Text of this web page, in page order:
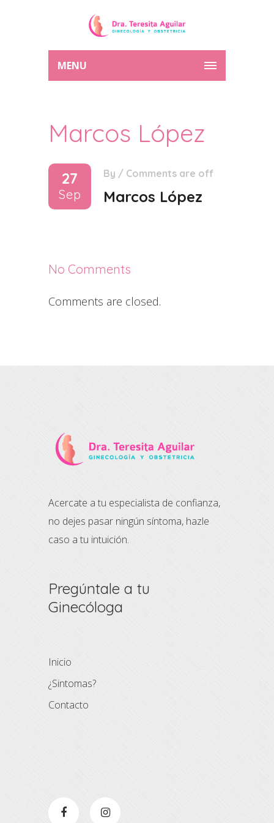
MENU
Marcos López
27
Sep
By / Comments are off
Marcos López
No Comments
Comments are closed.
Acercate a tu especialista de confianza,
no dejes pasar ningún síntoma, hazle
caso a tu intuición.
Pregúntale a tu
Ginecóloga
Inicio
¿Sintomas?
Contacto